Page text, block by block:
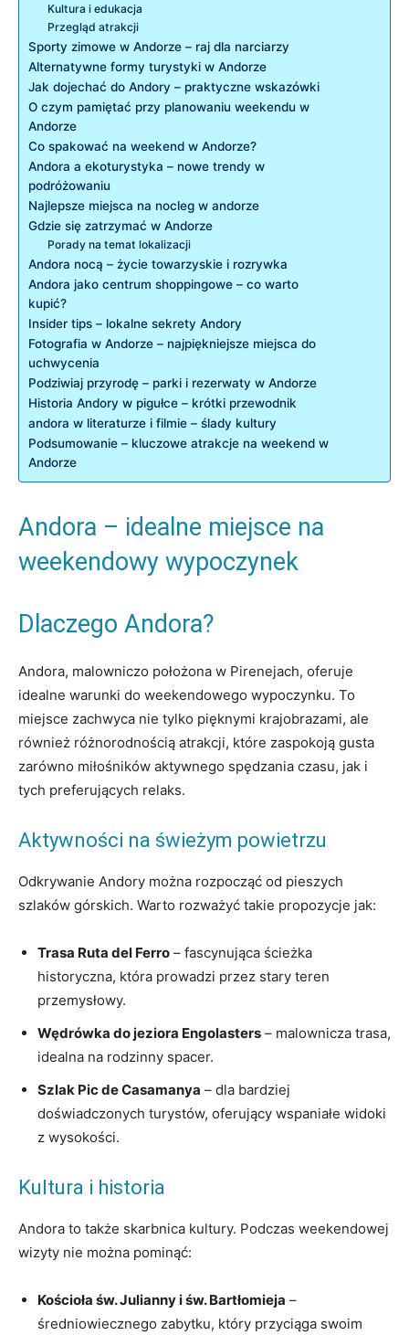
Kultura i edukacja
Przegląd atrakcji
Sporty‍ zimowe w Andorze – raj dla narciarzy
Alternatywne formy turystyki ⁢w Andorze
Jak dojechać do Andory – praktyczne wskazówki
O czym pamiętać przy planowaniu weekendu w
Andorze
Co spakować na ‍weekend w Andorze?
Andora a ekoturystyka – nowe trendy w
podróżowaniu
Najlepsze miejsca na nocleg w andorze
Gdzie się zatrzymać w Andorze
Porady na temat lokalizacji
Andora nocą – życie towarzyskie i rozrywka
Andora jako centrum shoppingowe – co warto
kupić?
Insider tips – lokalne⁤ sekrety Andory
Fotografia w Andorze – najpiękniejsze miejsca do
uchwycenia
Podziwiaj przyrodę – parki ⁤i rezerwaty w Andorze
Historia Andory w pigułce – ‍krótki‌ przewodnik
andora w literaturze i filmie – ślady kultury
Podsumowanie – kluczowe atrakcje na ‌weekend⁢ w
Andorze
Andora – ‌idealne miejsce na‍
weekendowy wypoczynek
Dlaczego Andora?
Andora,⁢ malowniczo położona w‍ Pirenejach, oferuje
idealne warunki do weekendowego wypoczynku. To
miejsce zachwyca nie tylko pięknymi krajobrazami, ale
również różnorodnością atrakcji, które​ zaspokoją gusta
zarówno miłośników aktywnego spędzania czasu, jak i
⁢tych preferujących relaks.
Aktywności na świeżym powietrzu
Odkrywanie Andory można rozpocząć od pieszych‍
szlaków górskich. Warto rozważyć takie propozycje jak:
Trasa Ruta del Ferro – fascynująca ścieżka
historyczna, która prowadzi przez stary teren
przemysłowy.
Wędrówka do jeziora Engolasters – malownicza trasa,
idealna na rodzinny spacer.
Szlak Pic de Casamanya – dla bardziej
doświadczonych turystów, oferujący wspaniałe widoki
z wysokości.
Kultura i historia
Andora to także skarbnica kultury. Podczas weekendowej
⁢wizyty nie można pominąć:
Kościoła ‍św. Julianny i św. Bartłomieja –
średniowiecznego⁢ zabytku, który przyciąga swoim